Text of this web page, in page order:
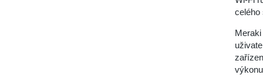
celého